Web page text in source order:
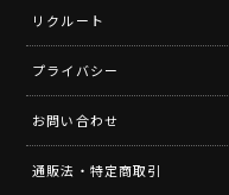
リクルート
プライバシー
お問い合わせ
通販法・特定商取引